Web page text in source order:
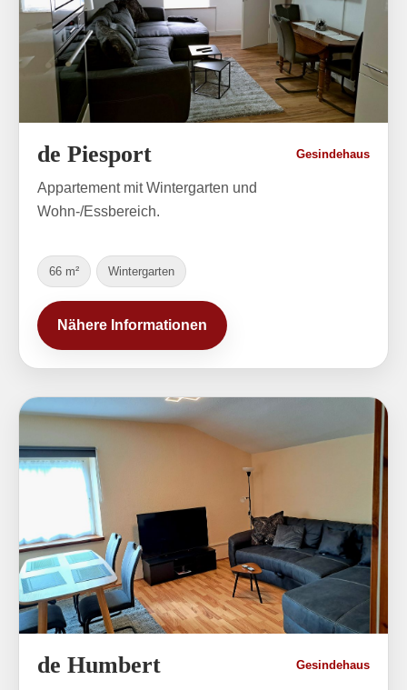
de Piesport Gesindehaus
Appartement mit Wintergarten und
Wohn-/Essbereich.
66 m² Wintergarten
Nähere Informationen
de Humbert Gesindehaus